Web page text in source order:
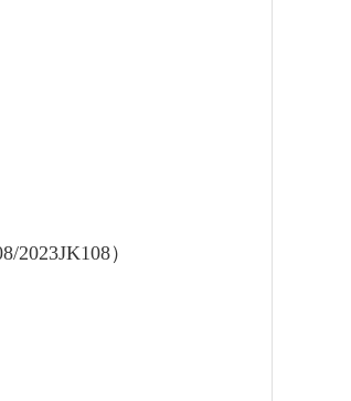
2023JK108）